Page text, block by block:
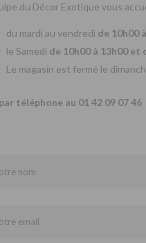
du Décor Exotique vous
du mardi au vendredi de 10h00
le Samedi de 10h00 à 13h00 et
Le magasin est fermé le
par téléphone au 01 42 09 07 46